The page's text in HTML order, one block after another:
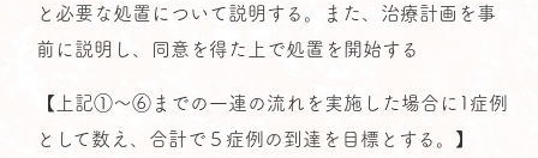
と必要な処置について説明する。また、治療計画を事
前に説明し、同意を得た上で処置を開始する
【上記①～⑥までの一連の流れを実施した場合に1症例
として数え、合計で５症例の到達を目標とする。】